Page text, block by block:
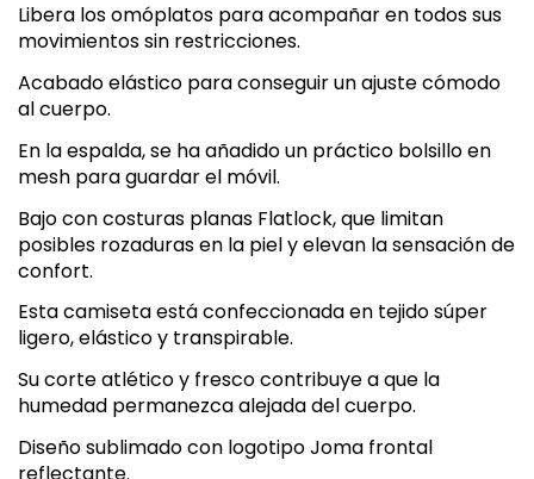
Libera los omóplatos para acompañar en todos sus
movimientos sin restricciones.
Acabado elástico para conseguir un ajuste cómodo
al cuerpo.
En la espalda, se ha añadido un práctico bolsillo en
mesh para guardar el móvil.
Bajo con costuras planas Flatlock, que limitan
posibles rozaduras en la piel y elevan la sensación de
confort.
Esta camiseta está confeccionada en tejido súper
ligero, elástico y transpirable.
Su corte atlético y fresco contribuye a que la
humedad permanezca alejada del cuerpo.
Diseño sublimado con logotipo Joma frontal